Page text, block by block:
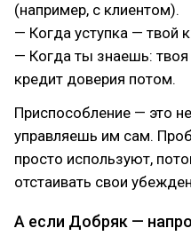
(например, с клиентом).
— Когда уступка — твой
— Когда ты знаешь: твоя
кредит доверия потом.
Приспособление — это
управляешь им сам.
просто используют,
отстаивать свои
А если Добряк —